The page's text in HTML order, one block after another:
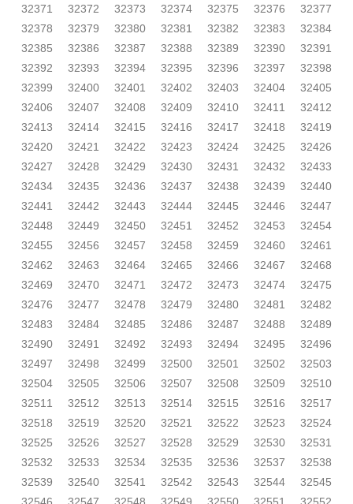
32371
32372 32373 32374 32375 32376
32377
32378
32379 32380 32381 32382 32383
32384
32385
32386 32387 32388 32389 32390
32391
32392
32393 32394 32395 32396 32397
32398
32399
32400 32401 32402 32403 32404
32405
32406
32407 32408 32409 32410 32411
32412
32413
32414 32415 32416 32417 32418
32419
32420
32421 32422 32423 32424 32425
32426
32427
32428 32429 32430 32431 32432
32433
32434
32435 32436 32437 32438 32439
32440
32441
32442 32443 32444 32445 32446
32447
32448
32449 32450 32451 32452 32453
32454
32455
32456 32457 32458 32459 32460
32461
32462
32463 32464 32465 32466 32467
32468
32469
32470 32471 32472 32473 32474
32475
32476
32477 32478 32479 32480 32481
32482
32483
32484 32485 32486 32487 32488
32489
32490
32491 32492 32493 32494 32495
32496
32497
32498 32499 32500 32501 32502
32503
32504
32505 32506 32507 32508 32509
32510
32511
32512 32513 32514 32515 32516
32517
32518
32519 32520 32521 32522 32523
32524
32525
32526 32527 32528 32529 32530
32531
32532
32533 32534 32535 32536 32537
32538
32539
32540 32541 32542 32543 32544
32545